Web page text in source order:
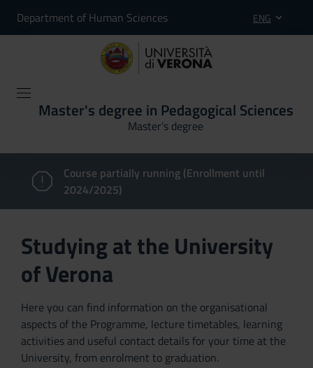
Department of Human Sciences ENG
Master's degree in Pedagogical Sciences
Master’s degree
Course partially running (Enrollment until
2024/2025)
Studying at the University
of Verona
Here you can find information on the organisational
aspects of the Programme, lecture timetables, learning
activities and useful contact details for your time at the
University, from enrolment to graduation.